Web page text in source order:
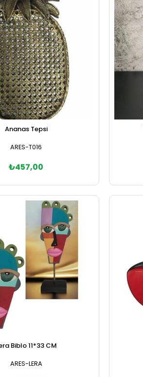
Ananas Tepsi
ARES-T016
₺457,00
Sepete Ekle
Biblo 11*33 CM
ARES-LERA